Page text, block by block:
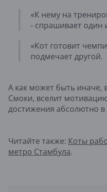
«К нему на
- спрашивает один
«Кот готовит
подмечает другой.
А как может быть иначе,
Смоки, вселит
достижения абсолютно
Читайте также: Коты
метро Стамбула.